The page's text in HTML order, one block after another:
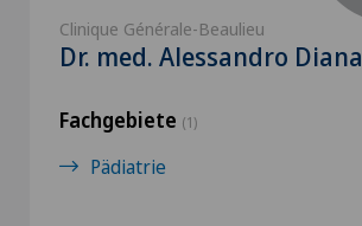
Clinique Générale-Beaulieu
Dr. med. Alessandro Diana
Fachgebiete (1)
Pädiatrie